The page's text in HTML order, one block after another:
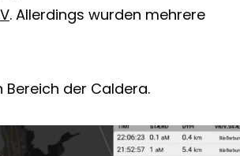
. Allerdings wurden mehrere
der Caldera.